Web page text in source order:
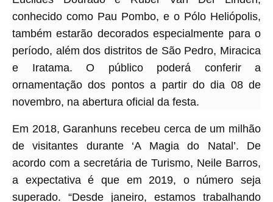
conhecido como Pau Pombo, e o Pólo Heliópolis,
também estarão decorados especialmente para o
período, além dos distritos de São Pedro, Miracica
e Iratama. O público poderá conferir a
ornamentação dos pontos a partir do dia 08 de
novembro, na abertura oficial da festa.
Em 2018, Garanhuns recebeu cerca de um milhão
de visitantes durante ‘A Magia do Natal’. De
acordo com a secretária de Turismo, Neile Barros,
a expectativa é que em 2019, o número seja
superado. “Desde janeiro, estamos trabalhando